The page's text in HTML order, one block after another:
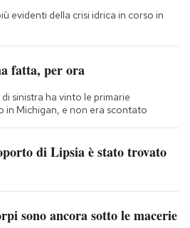
evidenti della crisi idrica in corso in
fatta, per ora
sinistra ha vinto le primarie
in Michigan, e non era scontato
di Lipsia è stato trovato
sono ancora sotto le macerie